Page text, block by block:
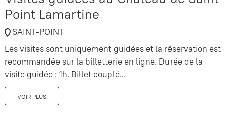
Point Lamartine
SAINT-POINT
Les visites sont uniquement guidées et la réservation est
recommandée sur la billetterie en ligne. Durée de la
visite guidée : 1h. Billet couplé...
VOIR PLUS